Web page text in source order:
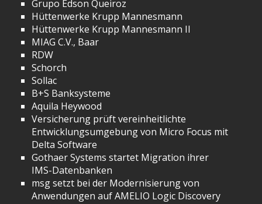
Grupo Edson Queiroz
Hüttenwerke Krupp Mannesmann
Hüttenwerke Krupp Mannesmann II
MIAG C.V., Baar
RDW
Schorch
Sollac
B+S Banksysteme
Aquila Heywood
Versicherung prüft vereinheitlichte
Entwicklungsumgebung von Micro Focus mit
Delta Software
Gothaer Systems startet Migration ihrer
IMS-Datenbanken
msg setzt bei der Modernisierung von
Anwendungen auf AMELIO Logic Discovery